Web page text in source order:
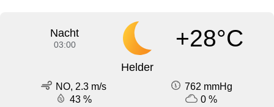
Nacht
03:00 +28°C
Helder
NO, 2.3 m/s
762 mmHg
43 %
0 %